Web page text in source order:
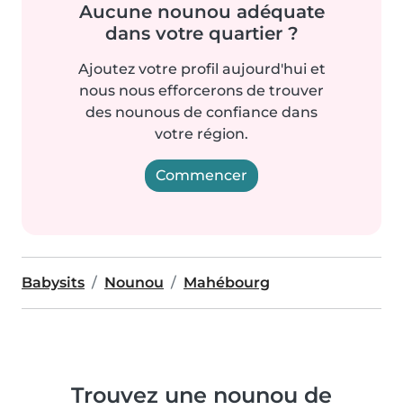
Aucune nounou adéquate
dans votre quartier ?
Ajoutez votre profil aujourd'hui et
nous nous efforcerons de trouver
des nounous de confiance dans
votre région.
Commencer
Babysits Nounou Mahébourg
Trouvez une nounou de